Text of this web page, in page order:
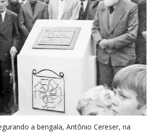
a bengala, Antônio Cereser, na